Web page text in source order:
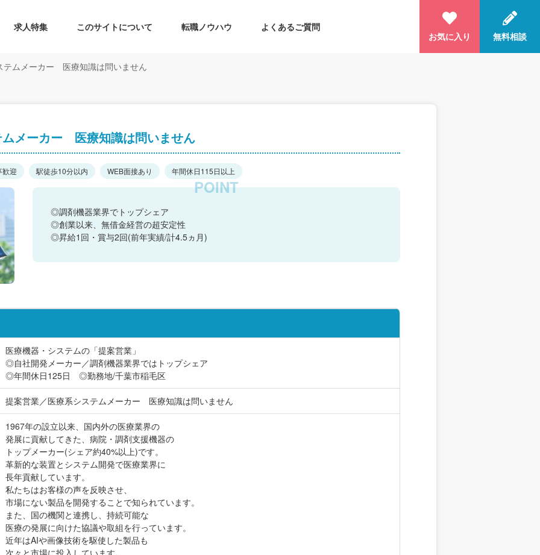
求人特集 このサイトについて 転職ノウハウ
よくあるご質問
お気に入り
無料相談
テムメーカー 医療知識は問いません
メーカー 医療知識は問いません
歓迎 駅徒歩10分以内 WEB面接あり 年間休日115日以上
◎調剤機器業界でトップシェア
◎創業以来、無借金経営の超安定性
◎昇給1回・賞与2回(前年実績/計4.5ヵ月)
医療機器・システムの「提案営業」
◎自社開発メーカー／調剤機器業界ではトップシェア
◎年間休日125日 ◎勤務地/千葉市稲毛区
提案営業／医療系システムメーカー 医療知識は問いません
1967年の設立以来、国内外の医療業界の
発展に貢献してきた、病院・調剤支援機器の
トップメーカー(シェア約40%以上)です。
革新的な装置とシステム開発で医療業界に
長年貢献しています。
私たちはお客様の声を反映させ、
市場にない製品を開発することで知られています。
また、国の機関と連携し、持続可能な
医療の発展に向けた協議や取組を行っています。
近年はAIや画像技術を駆使した製品も
次々と市場に投入しています。